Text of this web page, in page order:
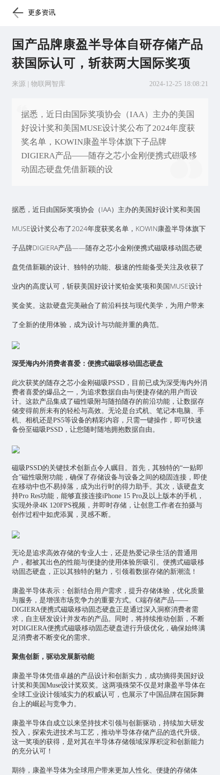
更多资讯
国产品牌康盈半导体自研存储产品
获国际认可，斩获两大国际奖项
来源 | 物联网智库 2024-12-25 18:08:21
据悉，近日由国际奖项协会（IAA）主办的美国
好设计奖和美国MUSE设计奖公布了2024年度获
奖名单，KOWIN康盈半导体旗下子品牌
DIGIERA产品——随存之芯小金刚便携式磁吸移
动固态硬盘凭借新颖的设
据悉，近日由国际奖项协会（IAA）主办的美国好设计奖和美国
MUSE设计奖公布了2024年度获奖名单，KOWIN康盈半导体旗下
子品牌DIGIERA产品——随存之芯小金刚便携式磁吸移动固态硬
盘凭借新颖的设计、独特的功能、极速的性能备受关注及收获了
业内的高度认可，斩获美国好设计奖铂金奖项和美国MUSE设计
奖金奖。这款硬盘完美融合了前沿科技与现代美学，为用户带来
了全新的使用体验，成为设计与功能并重的典范。
深受海内外消费者喜爱：便携式磁吸移动固态硬盘
此次获奖的随存之芯小金刚磁吸PSSD，目前已成为深受海内外消
费者喜爱的爆品之一，为追求数据自由与便捷存储的用户而设
计。这款产品集成了磁性吸附与随拍随存的前沿功能，让数据存
储变得前所未有的轻松与高效。无论是台式机、笔记本电脑、手
机、相机还是PS5等设备的精彩内容，只需一键操作，即可快速
备份至磁吸PSSD，让您随时随地拥抱数据自由。
磁吸PSSD的关键技术创新点令人瞩目。首先，其独特的“一贴即
合”磁性吸附功能，确保了存储设备与设备之间的稳固连接，即使
在移动中也不易掉落，成为出行时的得力助手。其次，该硬盘支
持Pro Res功能，能够直接连接iPhone 15 Pro及以上版本的手机，
实现外录4K 120FPS视频，并即时存储，让创意工作者在拍摄与
创作过程中如虎添翼，灵感不断。
无论是追求高效存储的专业人士，还是热爱记录生活的普通用
户，都被其出色的性能与便捷的使用体验所吸引。便携式磁吸移
动固态硬盘，正以其独特的魅力，引领着数据存储的新潮流！
康盈半导体表示：创新结合用户需求，提升存储体验，优化质量
与服务，是增强市场竞争力的重要方式。C端存储产品——
DIGIERA便携式磁吸移动固态硬盘正是通过深入洞察消费者需
求，自主研发设计并发布的产品。同时，将持续推动创新，不断
对DIGIERA便携式磁吸移动固态硬盘进行升级优化，确保始终满
足消费者不断变化的需求。
聚焦创新，驱动发展新动能
康盈半导体凭借卓越的产品设计和创新实力，成功摘得美国好设
计奖和美国Muse设计奖双奖。这两项殊荣不仅是对康盈半导体在
全球工业设计领域实力的权威认可，也展示了中国品牌在国际舞
台上的崛起与竞争力。
康盈半导体自成立以来坚持技术引领与创新驱动，持续加大研发
投入，探索先进技术与工艺，推动半导体存储产品的迭代升级。
这一奖项的获得，是对其在半导体存储领域深厚积淀和创新能力
的充分认可！
期待，康盈半导体为全球用户带来更加人性化、便捷的存储体